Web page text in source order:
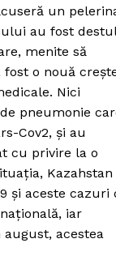
un
au fost destul
menite să
o nouă
Nici
pneumonie
Cov2, și au
cu privire la o
Kazahstan
și aceste cazuri
iar
acestea